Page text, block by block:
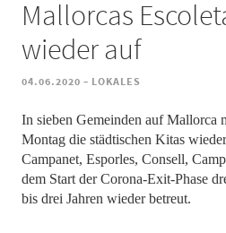
Mallorcas
wieder auf
04.06.2020 - LOKALES
In sieben Gemeinden auf Mallorca
Montag die städtischen Kitas
Campanet, Esporles, Consell,
dem Start der Corona-Exit-Phase
bis drei Jahren wieder betreut.